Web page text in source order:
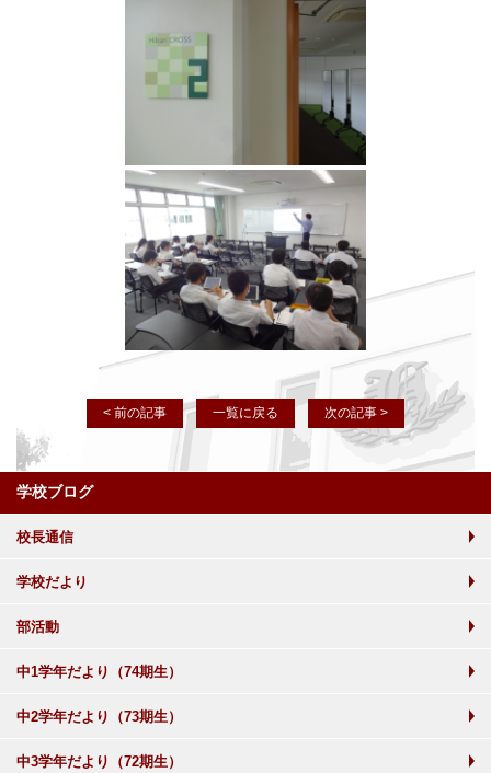
< 前の記事 一覧に戻る 次の記事 >
学校ブログ
校長通信
学校だより
部活動
中1学年だより（74期生）
中2学年だより（73期生）
中3学年だより（72期生）